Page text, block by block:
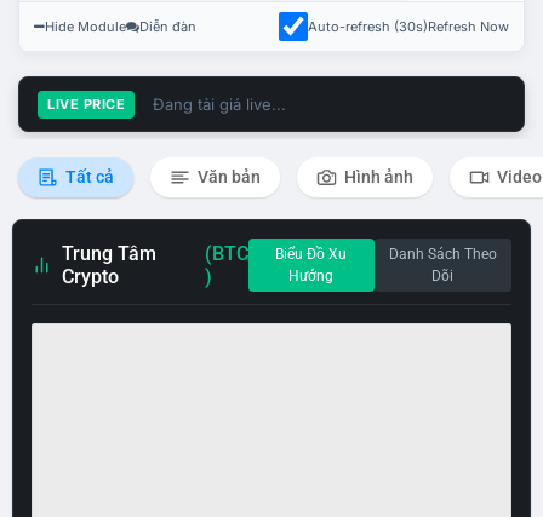
Hide Module Diễn đàn Auto-refresh (30s)Refresh Now
LIVE PRICE Đang tải giá live...
Tất cả Văn bản Hình ảnh Video
Trung Tâm
Crypto
(BTC
)
Biểu Đồ Xu
Hướng
Danh Sách Theo
Dõi